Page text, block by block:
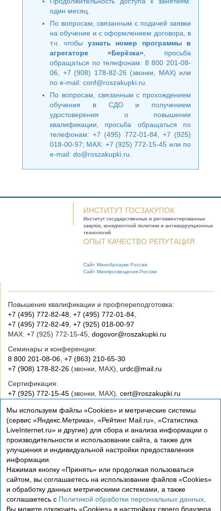
один месяц.
По вопросам, связанным с подачей заявки
на обучение и с оформлением договора, в
т.ч. чтобы узнать номер программы в
агрегаторе «Берёзка» , просьба
обращаться по телефонам: 8 800 201-08-
06, +7 (908) 178-82-26 (звонки, MAX) или
по e-mail: conf@roszakupki.ru
По вопросам, связанным с прохождением
обучения в СДО и получением
удостоверения о повышении
квалификации, просьба обращаться по
телефонам: +7 (495) 772-01-84, +7 (925)
018-00-97; MAX: +7 (925) 772-15-45 или по
e-mail: do@roszakupki.ru
ИНСТИТУТ ГОСЗАКУПОК
Институт государственных и регламентированных
закупок, конкурентной политики и антикоррупционных
технологий
ОПЫТ КАЧЕСТВО РЕПУТАЦИЯ
Сайт Минобрнауки России
Сайт Минпросвещения России
Повышение квалификации и профпереподготовка:
+7 (495) 772-82-48, +7 (495) 772-01-84,
+7 (495) 772-82-49, +7 (925) 018-00-97
MAX: +7 (925) 772-15-45, dogovor@roszakupki.ru
Семинары и конференции:
8 800 201-08-06, +7 (863) 210-65-30
+7 (908) 178-82-26 (звонки, MAX), urdc@mail.ru
Сертификация:
+7 (925) 772-15-45 (звонки, MAX), cert@roszakupki.ru
Приобретение книг:
+7 (495) 772-00-14,institut@roszakupki.ru
Консультационные услуги и руководство:
+7 (495) 772-01-83, institut@roszakupki.ru
Мы используем файлы «Cookies» и метрические системы
(сервис «Яндекс.Метрика», «Рейтинг Mail.ru», «Статистика
LiveInternet.ru» и другие) для сбора и анализа информации о
производительности и использовании сайта, а также для
улучшения и индивидуальной настройки предоставления
информации.
Нажимая кнопку «Принять» или продолжая пользоваться
сайтом, вы соглашаетесь на использование файлов «Cookies»
и обработку данных метрическими системами, а также
соглашаетесь с Политикой обработки персональных данных
Вы можете отключить «Cookies» в настройках своего браузера.